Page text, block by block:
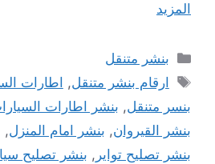
المزيد
التصنيفات
بنشر متنقل
الوسوم
ارقام بنشر متنقل, اطارات
بنسر متنقل, بنشر اطارات
بنشر القيروان, بنشر امام المنزل,
بنشر تصليح تواير , بنشر تصليح